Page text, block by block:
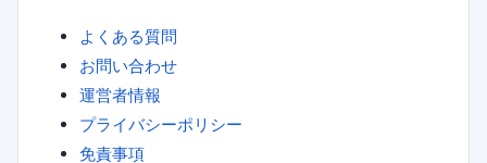
よくある質問
お問い合わせ
運営者情報
プライバシーポリシー
免責事項